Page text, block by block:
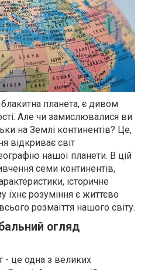
планета, є дивом
Але чи замислювалися ви
на Землі континентів? Це,
відкриває світ
нашої планети. В цій
семи континентів,
історичне
їхнє розуміння є життєво
розмаїття нашого світу.
огляд
- це одна з великих